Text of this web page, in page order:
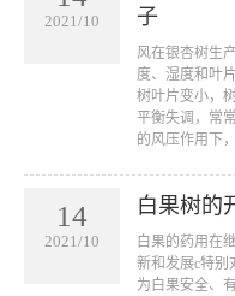
2021/10
子
风在银杏树生
度、湿度和叶
树叶片变小，
平衡失调，常
的风压作用下
14
2021/10
白果树的
白果的药用在
新和发展c特别
为白果安全、